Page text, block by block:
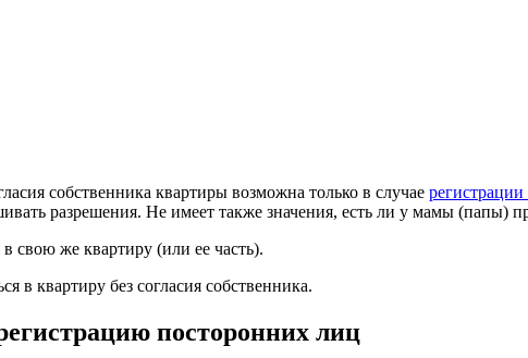
собственника квартиры возможна только в случае
разрешения. Не имеет также значения, есть ли у мамы (папы)
свою же квартиру (или ее часть).
в квартиру без согласия собственника.
посторонних лиц